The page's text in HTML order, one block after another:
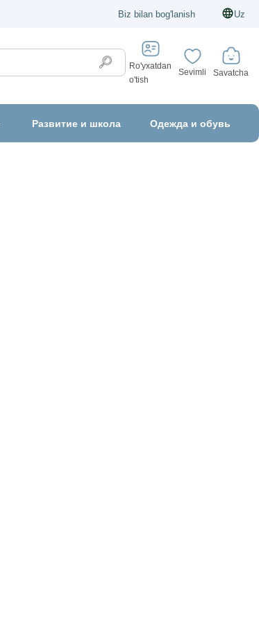
Biz bilan bog'lanish Uz
Ro'yxatdan
o'tish
Sevimli Savatcha
Развитие и школа Одежда и обувь